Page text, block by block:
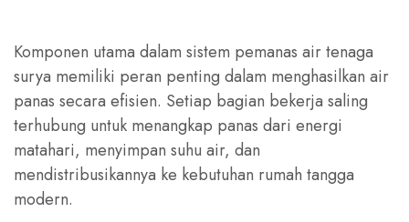
Komponen utama dalam sistem pemanas air tenaga
surya memiliki peran penting dalam menghasilkan air
panas secara efisien. Setiap bagian bekerja saling
terhubung untuk menangkap panas dari energi
matahari, menyimpan suhu air, dan
mendistribusikannya ke kebutuhan rumah tangga
modern.